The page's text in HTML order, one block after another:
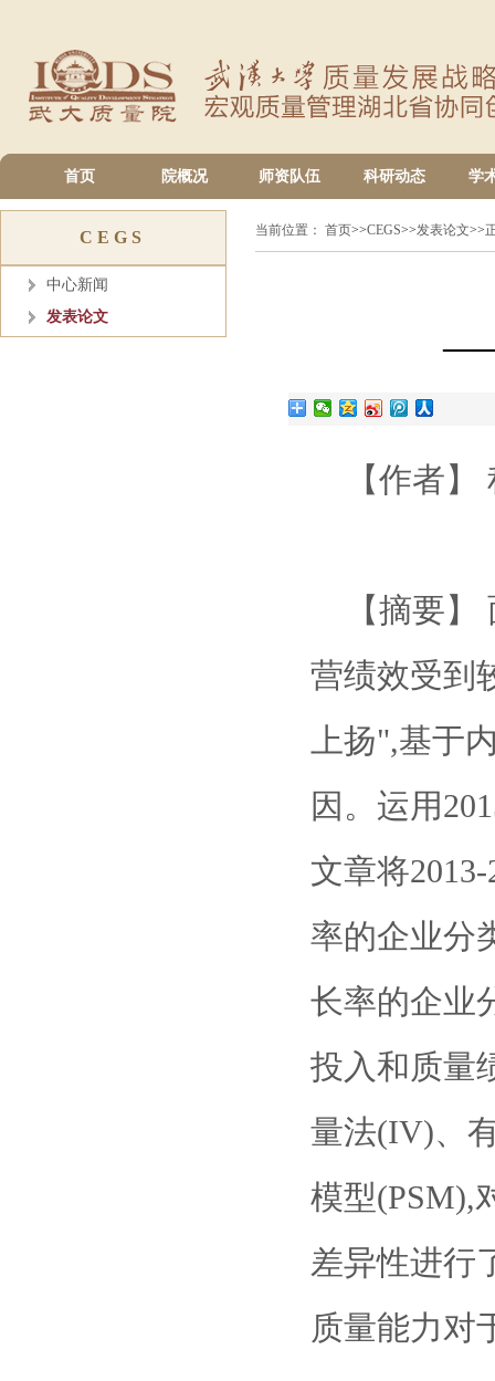
首页 院概况 师资队伍 科研动态 学
CEGS
中心新闻
发表论文
当前位置： 首页>>CEGS>>发表论文>>
——
【作者】
【摘要】
营绩效受到
上扬",基于
因。运用
文章将
率的企业分
长率的企业
投入和质量
量法(IV)、
模型(PSM),
差异性进行
质量能力对